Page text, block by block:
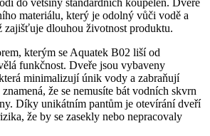
materiálu, který je odolný vůči vodě a
zajišťuje dlouhou životnost produktu.
kterým se Aquatek B02 liší od
funkčnost. Dveře jsou vybaveny
minimalizují únik vody a zabraňují
že se nemusíte bát vodních skvrn
Díky unikátním pantům je otevírání dveří
že by se zasekly nebo nepracovaly